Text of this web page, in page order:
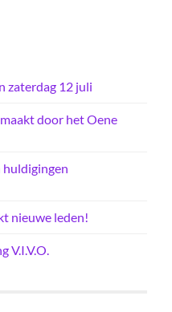
zaterdag 12 juli
door het Oene
huldigingen
nieuwe leden!
V.I.V.O.